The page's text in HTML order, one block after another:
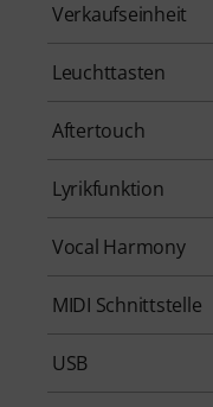
Verkaufseinheit
Leuchttasten
Aftertouch
Lyrikfunktion
Vocal Harmony
MIDI Schnittstelle
USB